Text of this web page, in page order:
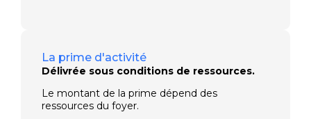
La prime d'activité
Délivrée sous conditions de ressources.
Le montant de la prime dépend des
ressources du foyer.